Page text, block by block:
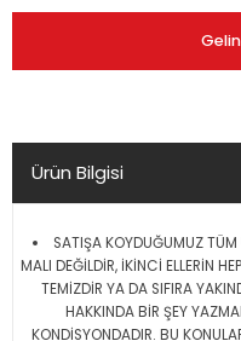
Ürün Bilgisi
SATIŞA KOYDUĞUMUZ TÜM
MALI DEĞİLDİR, İKİNCİ ELLERİN
TEMİZDİR YA DA SIFIRA
HAKKINDA BİR ŞEY
KONDİSYONDADIR. BU